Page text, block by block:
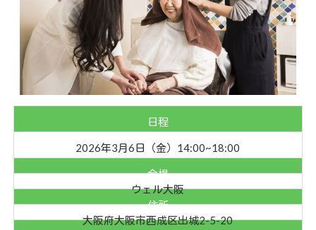
日程
2026年3月6日（金）14:00~18:00
会場
ウェル大阪
住所
大阪府大阪市西成区出城2-5-20